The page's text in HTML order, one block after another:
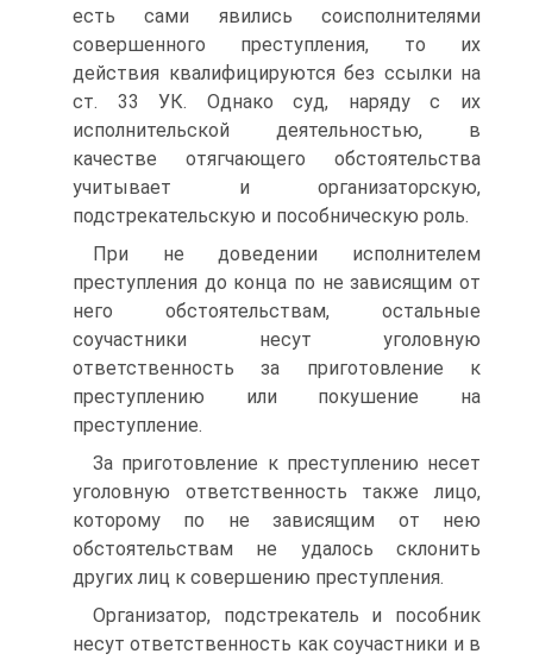
есть сами явились соисполнителями
совершенного преступления, то их
действия квалифицируются без ссылки на
ст. 33 УК. Однако суд, наряду с их
исполнительской деятельностью, в
качестве отягчающего обстоятельства
учитывает и организаторскую,
подстрекательскую и пособническую роль.
При не доведении исполнителем
преступления до конца по не зависящим от
него обстоятельствам, остальные
соучастники несут уголовную
ответственность за приготовление к
преступлению или покушение на
преступление.
За приготовление к преступлению несет
уголовную ответственность также лицо,
которому по не зависящим от нею
обстоятельствам не удалось склонить
других лиц к совершению преступления.
Организатор, подстрекатель и пособник
несут ответственность как соучастники и в